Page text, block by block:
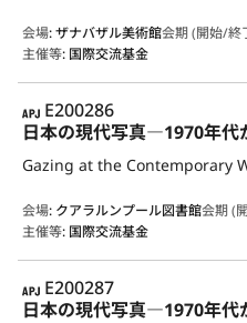
会場:ザナバザル美術館会期 (開始/終
主催等: 国際交流基金
APJ
E200286
日本の現代写真―1970年代
会場: クアラルンプール図書館会期 (
主催等: 国際交流基金
APJ
E200287
日本の現代写真―1970年代